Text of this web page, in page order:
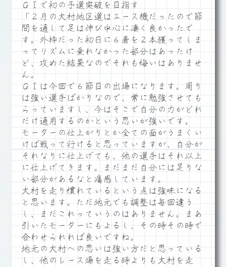
ＧⅠで初の予選突破を目指す
「２月の大村地区選はエース機だったので節
間を通して足は伸び中心に凄く良かったで
す。外枠だった初日に６着を２本獲ってしま
ってリズムに乗れなかった部分はあったけ
ど、攻めた結果なのでそれも悔いはありませ
ん。
ＧⅠは今回で６節目の出場になります。周り
は強い選手ばかりなので、常に勉強させても
らっていますし、今はそこで自分の力がどれ
だけ通用するのかという思いが強いです。
モーターの仕上がりとか全ての面がうまくい
けば戦って行けると思っていますが、自分が
それなりに仕上げても、他の選手はそれ以上
に仕上げてきます。まだまだ自分には足りな
い部分があるなと痛感しています。
大村を走り慣れているという点は強味になる
と思います。ただ地元でも調整は毎回違う
し、まだこれっていうのはありません。まあ
引いたモーターにもよるし、その時その時で
合わせられれば良いですね。
地元の大村への思いは強い方だと思っている
し、他のレース場を走る時よりも大村を走